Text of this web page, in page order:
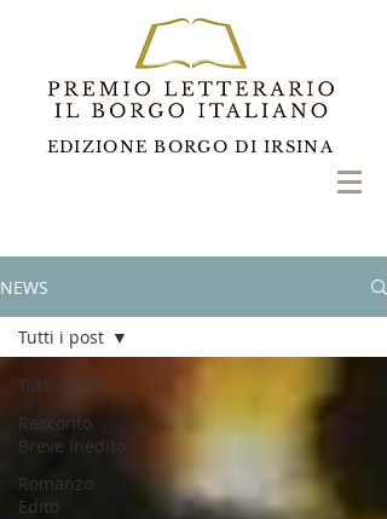
EDIZIONE BORGO DI IRSINA
NEWS
Tutti i post
Racconto
Breve Inedito
Romanzo
Edito
Tutti i post